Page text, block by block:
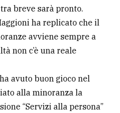
breve sarà pronto.
ha replicato che il
avviene sempre a
non c’è una reale
avuto buon gioco nel
alla minoranza la
“Servizi alla persona”